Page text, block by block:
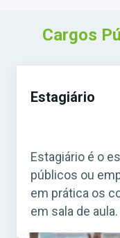
Cargos
Estagiário
Estagiário é o
públicos ou
em prática os
em sala de
entrada para o